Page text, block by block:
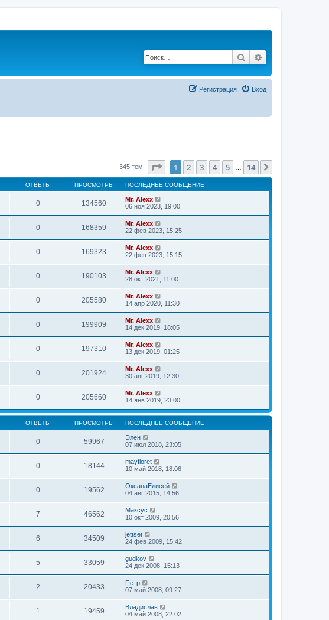
Поиск
Вход
Регистрация
345 тем Страница1 из 14
1 2 3 4 5 14
ОТВЕТЫ ПРОСМОТРЫ ПОСЛЕДНЕЕ СООБЩЕНИЕ
0 134560
Mr. Alexx
06 ноя 2023, 19:00
0 168359
Mr. Alexx
22 фев 2023, 15:25
0 169323
Mr. Alexx
22 фев 2023, 15:15
0 190103
Mr. Alexx
28 окт 2021, 11:00
0 205580
Mr. Alexx
14 апр 2020, 11:30
0 199909
Mr. Alexx
14 дек 2019, 18:05
0 197310
Mr. Alexx
13 дек 2019, 01:25
0 201924
Mr. Alexx
30 авг 2019, 12:30
0 205660
Mr. Alexx
14 янв 2019, 23:00
ОТВЕТЫ ПРОСМОТРЫ ПОСЛЕДНЕЕ СООБЩЕНИЕ
0 59967
Элен
07 июл 2018, 23:05
0 18144
mayfloret
10 май 2018, 18:06
0 19562
ОксанаЕлисей
04 авг 2015, 14:56
7 46562
Максус
10 окт 2009, 20:56
6 34509
jettset
24 фев 2009, 15:42
5 33059
gudkov
24 дек 2008, 15:13
2 20433
Петр
07 май 2008, 09:27
1 19459
Владислав
04 май 2008, 22:02